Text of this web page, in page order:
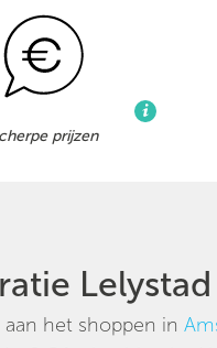
prijzen
Lelystad
het shoppen in